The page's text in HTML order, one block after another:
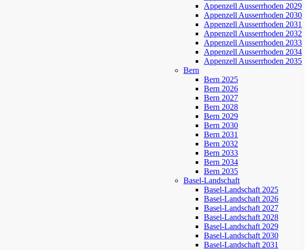
Appenzell Ausserrhoden 2029
Appenzell Ausserrhoden 2030
Appenzell Ausserrhoden 2031
Appenzell Ausserrhoden 2032
Appenzell Ausserrhoden 2033
Appenzell Ausserrhoden 2034
Appenzell Ausserrhoden 2035
Bern
Bern 2025
Bern 2026
Bern 2027
Bern 2028
Bern 2029
Bern 2030
Bern 2031
Bern 2032
Bern 2033
Bern 2034
Bern 2035
Basel-Landschaft
Basel-Landschaft 2025
Basel-Landschaft 2026
Basel-Landschaft 2027
Basel-Landschaft 2028
Basel-Landschaft 2029
Basel-Landschaft 2030
Basel-Landschaft 2031